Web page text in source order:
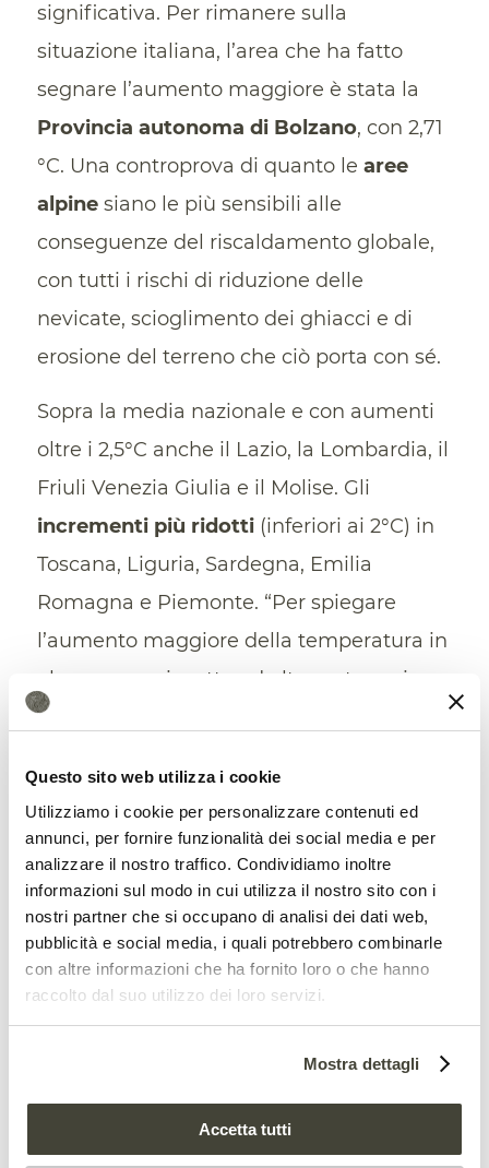
Questo sito web utilizza i cookie
Utilizziamo i cookie per personalizzare contenuti ed
annunci, per fornire funzionalità dei social media e per
analizzare il nostro traffico. Condividiamo inoltre
informazioni sul modo in cui utilizza il nostro sito con i
nostri partner che si occupano di analisi dei dati web,
pubblicità e social media, i quali potrebbero combinarle
con altre informazioni che ha fornito loro o che hanno
raccolto dal suo utilizzo dei loro servizi.
Mostra dettagli
Accetta tutti
significativa. Per rimanere sulla
situazione italiana, l’area che ha fatto
segnare l’aumento maggiore è stata la
Provincia autonoma di Bolzano, con 2,71
°C. Una controprova di quanto le aree
alpinesiano le più sensibili alle
conseguenze del riscaldamento globale,
con tutti i rischi di riduzione delle
nevicate, scioglimento dei ghiacci e di
erosione del terreno che ciò porta con sé.
Sopra la media nazionale e con aumenti
oltre i 2,5°C anche il Lazio, la Lombardia, il
Friuli Venezia Giulia e il Molise. Gli
incrementi più ridotti(inferiori ai 2°C) in
Toscana, Liguria, Sardegna, Emilia
Romagna e Piemonte. “Per spiegare
l’aumento maggiore della temperatura in
alcune aree rispetto ad altre entrano in
gioco diversi fattori” spiegano gli autori
esempio vanno spesso di pari passo con
l’aumento delle temperature. Gli spazi
verdi diminuiscono, mentre
l’inquinamento peggiora”.
L’analisi di OBC Transeuropa e Shelton
progetto europeo di osservazioni
anni dal 1961 al 2018. A realizzarlo, il